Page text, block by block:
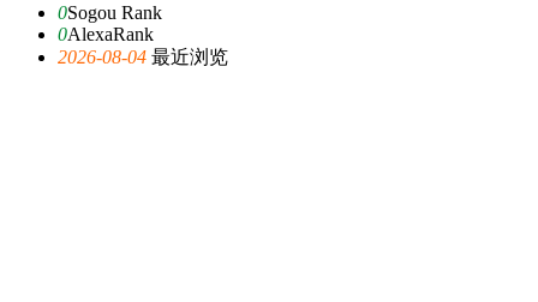
0Sogou Rank
0AlexaRank
2026-08-04 最近浏览